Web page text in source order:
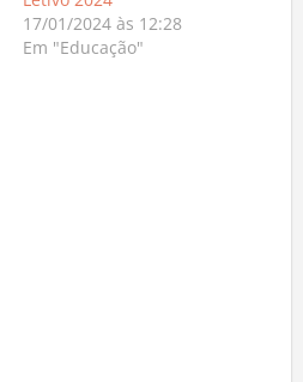
17/01/2024 às 12:28
Em "Educação"